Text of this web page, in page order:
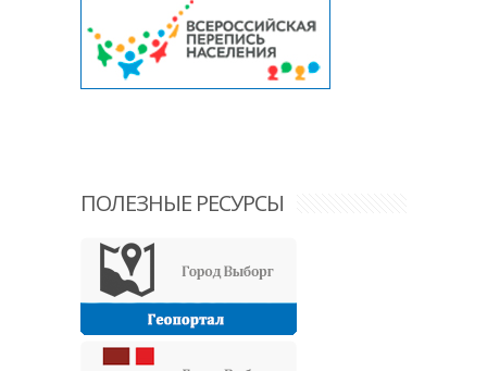
ПОЛЕЗНЫЕ РЕСУРСЫ